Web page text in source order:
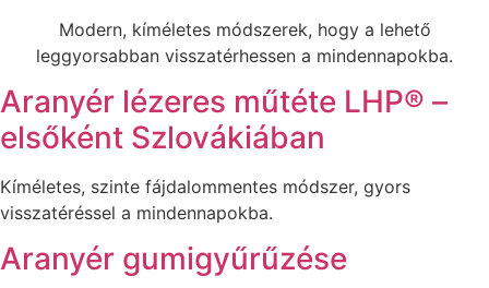
Modern, kíméletes módszerek, hogy a lehető
leggyorsabban visszatérhessen a mindennapokba.
Aranyér lézeres műtéte LHP® –
elsőként Szlovákiában
Kíméletes, szinte fájdalommentes módszer, gyors
visszatéréssel a mindennapokba.
Aranyér gumigyűrűzése